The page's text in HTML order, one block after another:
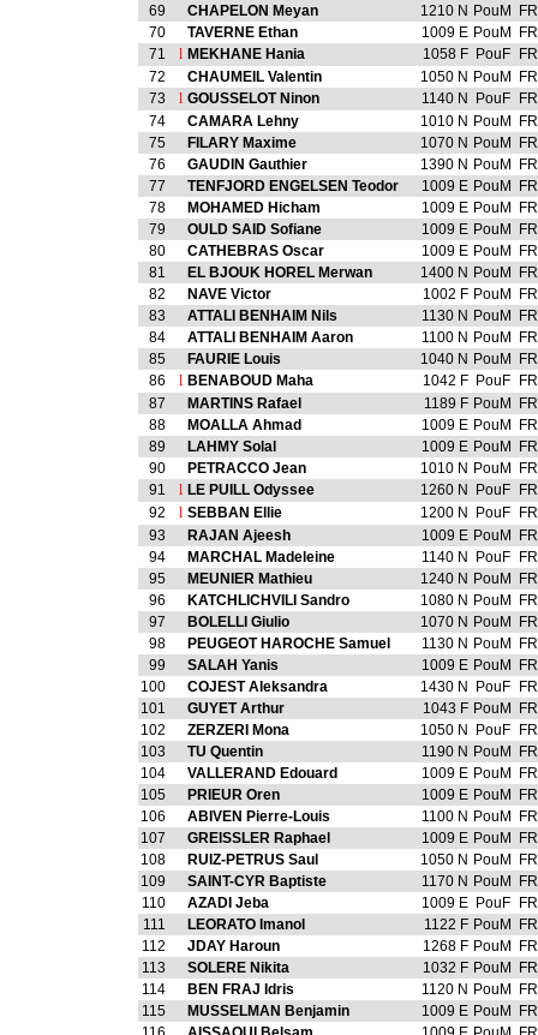
69
CHAPELON Meyan 1210 N PouM
70
TAVERNE Ethan 1009 E PouM
71
l MEKHANE Hania 1058 F PouF
72
CHAUMEIL Valentin 1050 N PouM
73
l GOUSSELOT Ninon 1140 N PouF
74
CAMARA Lehny 1010 N PouM
75
FILARY Maxime 1070 N PouM
76
GAUDIN Gauthier 1390 N PouM
77
TENFJORD ENGELSEN Teodor 1009 E PouM
78
MOHAMED Hicham 1009 E PouM
79
OULD SAID Sofiane 1009 E PouM
80
CATHEBRAS Oscar 1009 E PouM
81
EL BJOUK HOREL Merwan 1400 N PouM
82
NAVE Victor 1002 F PouM
83
ATTALI BENHAIM Nils 1130 N PouM
84
ATTALI BENHAIM Aaron 1100 N PouM
85
FAURIE Louis 1040 N PouM
86
l BENABOUD Maha 1042 F PouF
87
MARTINS Rafael 1189 F PouM
88
MOALLA Ahmad 1009 E PouM
89
LAHMY Solal 1009 E PouM
90
PETRACCO Jean 1010 N PouM
91
l LE PUILL Odyssee 1260 N PouF
92
l SEBBAN Ellie 1200 N PouF
93
RAJAN Ajeesh 1009 E PouM
94
MARCHAL Madeleine 1140 N PouF
95
MEUNIER Mathieu 1240 N PouM
96
KATCHLICHVILI Sandro 1080 N PouM
97
BOLELLI Giulio 1070 N PouM
98
PEUGEOT HAROCHE Samuel 1130 N PouM
99
SALAH Yanis 1009 E PouM
100
COJEST Aleksandra 1430 N PouF
101
GUYET Arthur 1043 F PouM
102
ZERZERI Mona 1050 N PouF
103
TU Quentin 1190 N PouM
104
VALLERAND Edouard 1009 E PouM
105
PRIEUR Oren 1009 E PouM
106
ABIVEN Pierre-Louis 1100 N PouM
107
GREISSLER Raphael 1009 E PouM
108
RUIZ-PETRUS Saul 1050 N PouM
109
SAINT-CYR Baptiste 1170 N PouM
110
AZADI Jeba 1009 E PouF
111
LEORATO Imanol 1122 F PouM
112
JDAY Haroun 1268 F PouM
113
SOLERE Nikita 1032 F PouM
114
BEN FRAJ Idris 1120 N PouM
115
MUSSELMAN Benjamin 1009 E PouM